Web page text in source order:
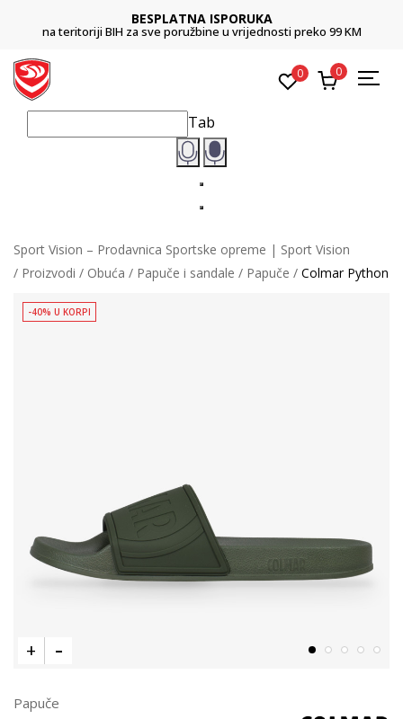
BESPLATNA ISPORUKA
na teritoriji BIH za sve poružbine u vrijednosti preko 99 KM
0 0
Tab
Sport Vision – Prodavnica Sportske opreme | Sport Vision
Proizvodi
Obuća Papuče i sandale Papuče Colmar Python
-40% U KORPI
Papuče